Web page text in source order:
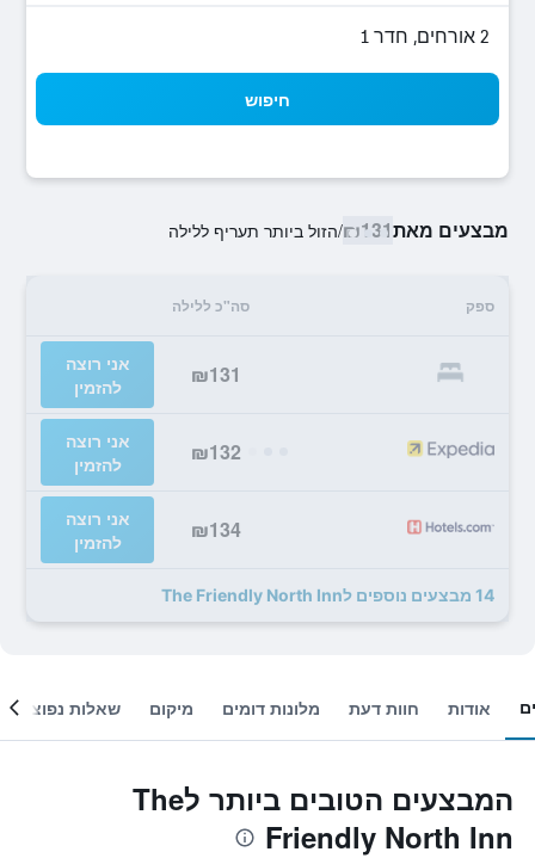
2 אורחים, חדר 1
חיפוש
מבצעים מאת₪131
/הזול ביותר תעריף ללילה
ספק סה"כ ללילה
₪131
אני רוצה
להזמין
₪132
אני רוצה
להזמין
₪134
אני רוצה
להזמין
14 מבצעים נוספים לThe Friendly North Inn
אודות חוות דעת מלונות דומים מיקום שאלות נפוצות
המבצעים הטובים ביותר לThe
Friendly North Inn